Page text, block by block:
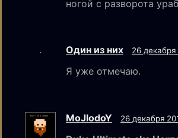
ногой с разворота
Один из них 26 декабря
Я уже отмечаю.
MoJlodoY 26 декабря